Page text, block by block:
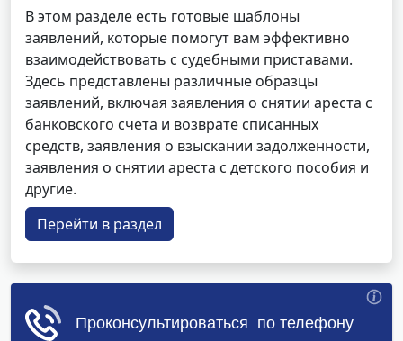
В этом разделе есть готовые шаблоны
заявлений, которые помогут вам эффективно
взаимодействовать с судебными приставами.
Здесь представлены различные образцы
заявлений, включая заявления о снятии ареста с
банковского счета и возврате списанных
средств, заявления о взыскании задолженности,
заявления о снятии ареста с детского пособия и
другие.
Перейти в раздел